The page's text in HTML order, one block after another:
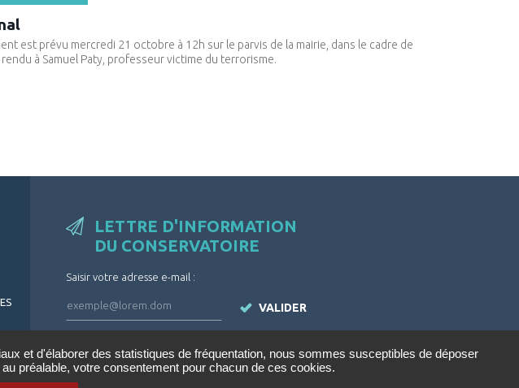
et d'élaborer des statistiques de fréquentation, nous sommes susceptibles de déposer
préalable, votre consentement pour chacun de ces cookies.
est prévu mercredi 21 octobre à 12h sur le parvis de la mairie, dans le cadre de
à Samuel Paty, professeur victime du terrorisme.
LETTRE D'INFORMATION
DU CONSERVATOIRE
Saisir votre adresse e-mail :
VALIDER
ARCHIVES
DÉSINSCRIRE